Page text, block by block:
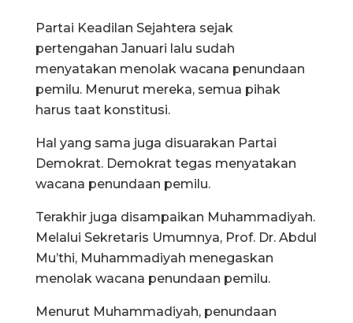
Partai Keadilan Sejahtera sejak
pertengahan Januari lalu sudah
menyatakan menolak wacana penundaan
pemilu. Menurut mereka, semua pihak
harus taat konstitusi.
Hal yang sama juga disuarakan Partai
Demokrat. Demokrat tegas menyatakan
wacana penundaan pemilu.
Terakhir juga disampaikan Muhammadiyah.
Melalui Sekretaris Umumnya, Prof. Dr. Abdul
Mu’thi, Muhammadiyah menegaskan
menolak wacana penundaan pemilu.
Menurut Muhammadiyah, penundaan